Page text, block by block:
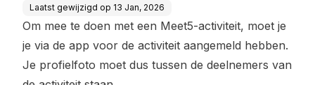
Laatst gewijzigd op 13 Jan, 2026
Om mee te doen met een Meet5-activiteit, moet je
je via de app voor de activiteit aangemeld hebben.
Je profielfoto moet dus tussen de deelnemers van